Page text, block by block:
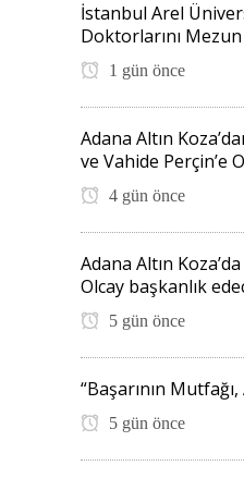
İstanbul Arel
Doktorlarını
1 gün önce
Adana Altın
ve Vahide Perçin’e
4 gün önce
Adana Altın
Olcay başkanlık
5 gün önce
“Başarının
5 gün önce